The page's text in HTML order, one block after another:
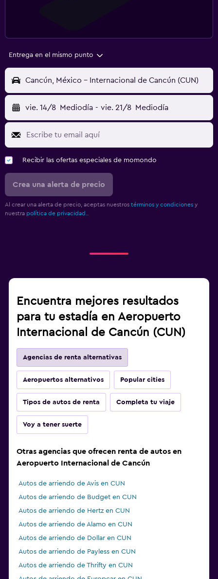
Entrega en el mismo punto
Cancún, México - Internacional de Cancún (CUN)
vie. 14/8 Mediodía - vie. 21/8 Mediodía
Recibir las ofertas especiales de momondo
Crea una alerta de precio
Al crear una alerta de precio, aceptas nuestros términos y condiciones y
nuestra política de privacidad..
Encuentra mejores resultados
para tu estadía en Aeropuerto
Internacional de Cancún (CUN)
Agencias de renta alternativas
Aeropuertos alternativos Popular cities
Tipos de autos de renta Completa tu viaje
Voy a tener suerte
Otras agencias que ofrecen renta de autos en
Aeropuerto Internacional de Cancún
Autos de arriendo de Avis en CUN
Autos de arriendo de Budget en CUN
Autos de arriendo de Hertz en CUN
Autos de arriendo de Alamo en CUN
Autos de arriendo de Dollar en CUN
Autos de arriendo de Payless en CUN
Autos de arriendo de Thrifty en CUN